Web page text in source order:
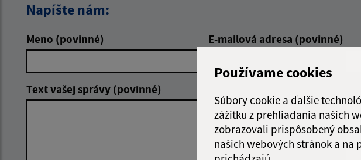
Používame cookies
Súbory cookie a ďalšie
zážitku z prehliadania našich
zobrazovali prispôsobený
našich webových stránok a na
Napíšte nám:
Meno (povinné) E-mailová adresa (povinné)
Text vašej správy (povinné)